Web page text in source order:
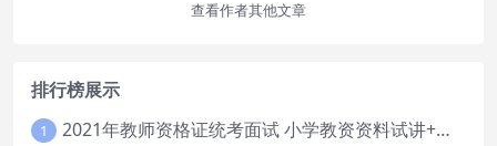
查看作者其他文章
排行榜展示
1 2021年教师资格证统考面试 小学教资资料试讲+答辩